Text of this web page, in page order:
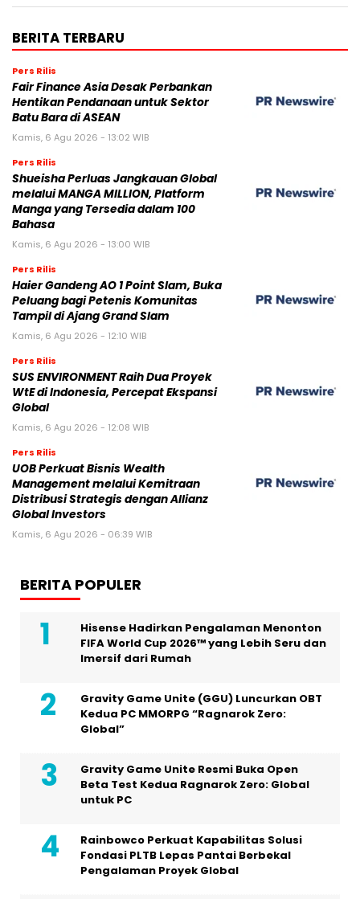
BERITA TERBARU
Pers Rilis
Fair Finance Asia Desak Perbankan
Hentikan Pendanaan untuk Sektor
Batu Bara di ASEAN
Kamis, 6 Agu 2026 - 13:02 WIB
Pers Rilis
Shueisha Perluas Jangkauan Global
melalui MANGA MILLION, Platform
Manga yang Tersedia dalam 100
Bahasa
Kamis, 6 Agu 2026 - 13:00 WIB
Pers Rilis
Haier Gandeng AO 1 Point Slam, Buka
Peluang bagi Petenis Komunitas
Tampil di Ajang Grand Slam
Kamis, 6 Agu 2026 - 12:10 WIB
Pers Rilis
SUS ENVIRONMENT Raih Dua Proyek
WtE di Indonesia, Percepat Ekspansi
Global
Kamis, 6 Agu 2026 - 12:08 WIB
Pers Rilis
UOB Perkuat Bisnis Wealth
Management melalui Kemitraan
Distribusi Strategis dengan Allianz
Global Investors
Kamis, 6 Agu 2026 - 06:39 WIB
BERITA POPULER
Hisense Hadirkan Pengalaman Menonton
FIFA World Cup 2026™ yang Lebih Seru dan
Imersif dari Rumah
Gravity Game Unite (GGU) Luncurkan OBT
Kedua PC MMORPG “Ragnarok Zero:
Global”
Gravity Game Unite Resmi Buka Open
Beta Test Kedua Ragnarok Zero: Global
untuk PC
Rainbowco Perkuat Kapabilitas Solusi
Fondasi PLTB Lepas Pantai Berbekal
Pengalaman Proyek Global